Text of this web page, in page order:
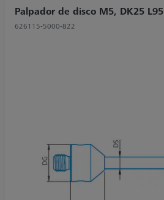
Palpador de disco M5, DK25 L95
626115-5000-822